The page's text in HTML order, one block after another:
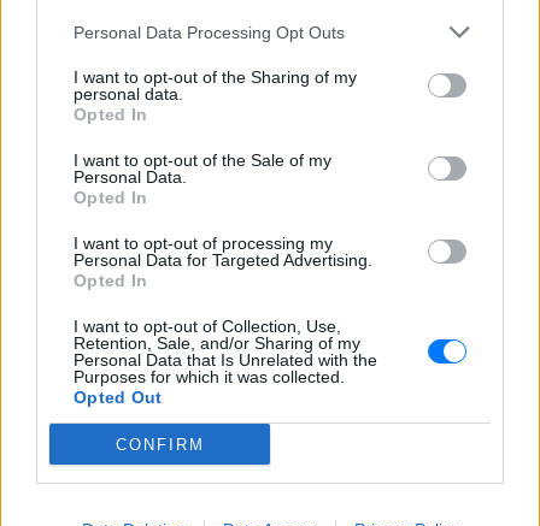
Personal Data Processing Opt Outs
I want to opt-out of the Sharing of my
personal data.
Opted In
I want to opt-out of the Sale of my
Personal Data.
Opted In
I want to opt-out of processing my
Personal Data for Targeted Advertising.
Opted In
I want to opt-out of Collection, Use,
Retention, Sale, and/or Sharing of my
Personal Data that Is Unrelated with the
Purposes for which it was collected.
Opted Out
CONFIRM